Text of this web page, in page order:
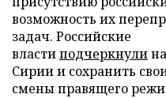
возможность их
задач. Российские
властиподчеркнули
Сирии и сохранить
смены правящего